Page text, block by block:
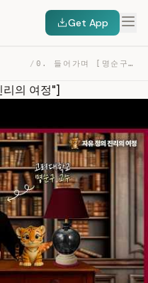
Get App
/ 0. 들어가며 [명순구, “자유·정의·진리의 여정”] — TRANSCRIPT
리의 여정"]